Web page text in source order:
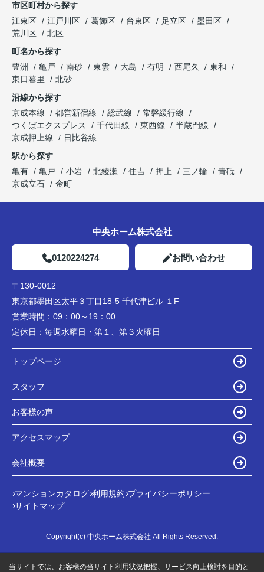
市区町村から探す
江東区
江戸川区 葛飾区 台東区 足立区
墨田区
荒川区
北区
町名から探す
豊洲
亀戸 南砂 東雲 大島 有明 西尾久
東和
東日暮里
北砂
沿線から探す
京成本線
都営新宿線 総武線
常磐緩行線
つくばエクスプレス
千代田線 東西線
半蔵門線
京成押上線
日比谷線
駅から探す
亀有
亀戸 小岩 北綾瀬 住吉 押上 三ノ輪
青砥
京成立石
金町
中央ホーム株式会社
0120224274 お問い合わせ
〒130-0012
東京都墨田区太平３丁目18-5 千代津ビル １F
営業時間： 09：00～19：00
定休日： 毎週水曜日・第１、第３火曜日
トップページ
スタッフ
お客様の声
アクセスマップ
会社概要
マンションカタログ 利用規約 プライバシーポリシー
サイトマップ
Copyright(c) 中央ホーム株式会社 All Rights Reserved.
当サイトでは、お客様の当サイト利用状況把握、サービス向上検討を目的と